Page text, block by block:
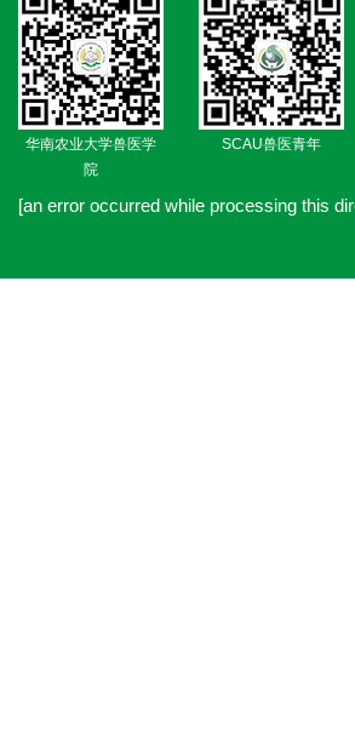
华南农业大学兽医学
院
SCAU兽医青年
[an error occurred while processing this